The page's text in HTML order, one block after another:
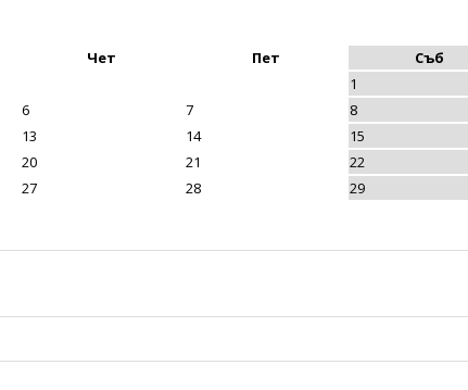
Чет Пет Съб
1
6 7 8
13 14 15
20 21 22
27 28 29